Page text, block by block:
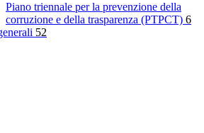
Piano triennale per la prevenzione della
corruzione e della trasparenza (PTPCT) 6
52